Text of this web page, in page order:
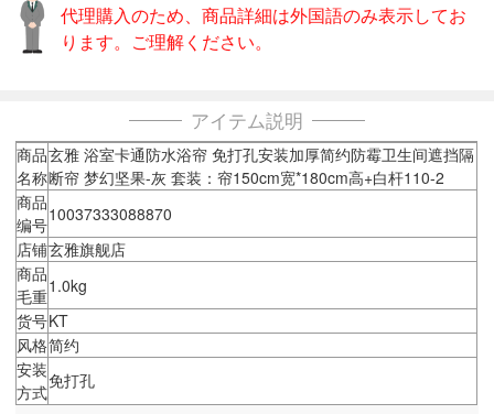
代理購入のため、商品詳細は外国語のみ表示してお
ります。ご理解ください。
アイテム説明
商品
名称
玄雅 浴室卡通防水浴帘 免打孔安装加厚简约防霉卫生间遮挡隔
断帘 梦幻坚果-灰 套装：帘150cm宽*180cm高+白杆110-2
商品
编号10037333088870
店铺玄雅旗舰店
商品
毛重1.0kg
货号KT
风格简约
安装
方式
免打孔